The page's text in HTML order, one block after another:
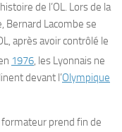
de l’OL. Lors de la
Bernard Lacombe se
après avoir contrôlé le
1976, les Lyonnais ne
devant l’Olympique
formateur prend fin de